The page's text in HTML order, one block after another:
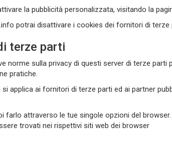
la pubblicità personalizzata, visitando la
potrai disattivare i cookies dei fornitori di terze
terze parti
norme sulla privacy di questi server di terze
pratiche.
applica ai fornitori di terze parti ed ai partner
farlo attraverso le tue singole opzioni del
trovati nei rispettivi siti web dei browser